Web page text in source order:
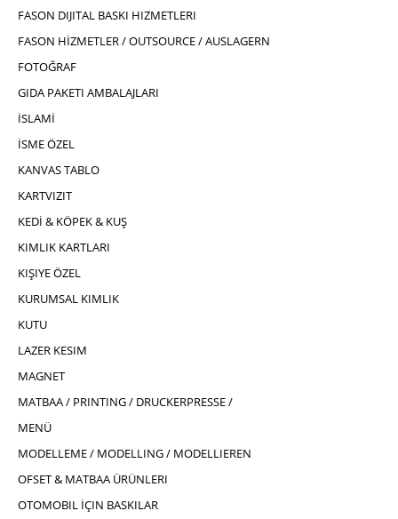
FASON DIJITAL BASKI HIZMETLERI
FASON HİZMETLER / OUTSOURCE / AUSLAGERN
FOTOĞRAF
GIDA PAKETI AMBALAJLARI
İSLAMİ
İSME ÖZEL
KANVAS TABLO
KARTVIZIT
KEDİ & KÖPEK & KUŞ
KIMLIK KARTLARI
KIŞIYE ÖZEL
KURUMSAL KIMLIK
KUTU
LAZER KESIM
MAGNET
MATBAA / PRINTING / DRUCKERPRESSE /
MENÜ
MODELLEME / MODELLING / MODELLIEREN
OFSET & MATBAA ÜRÜNLERI
OTOMOBIL İÇIN BASKILAR